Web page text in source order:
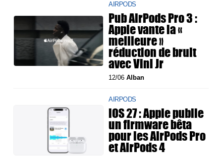
AIRPODS
Pub AirPods Pro 3 :
Apple vante la «
meilleure »
réduction de bruit
avec Vini Jr
12/06Alban
AIRPODS
iOS 27 : Apple publie
un firmware bêta
pour les AirPods Pro
et AirPods 4